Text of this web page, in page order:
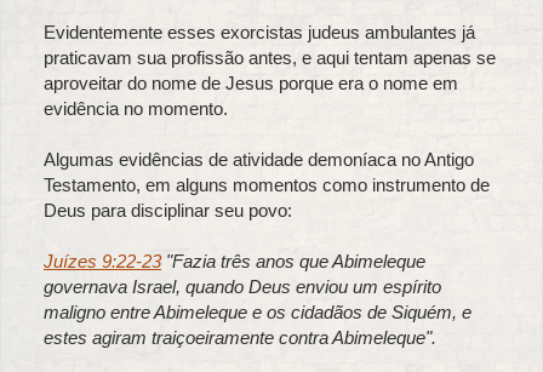
Evidentemente esses exorcistas judeus ambulantes já
praticavam sua profissão antes, e aqui tentam apenas se
aproveitar do nome de Jesus porque era o nome em
evidência no momento.
Algumas evidências de atividade demoníaca no Antigo
Testamento, em alguns momentos como instrumento de
Deus para disciplinar seu povo:
Juízes 9:22-23"Fazia três anos que Abimeleque
governava Israel, quando Deus enviou um espírito
maligno entre Abimeleque e os cidadãos de Siquém, e
estes agiram traiçoeiramente contra Abimeleque".